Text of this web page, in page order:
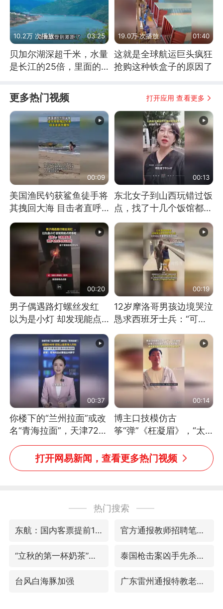
10.2万 次播放 03:25
贝加尔湖深超千米，水量
是长江的25倍，里面的
19.0万 次播放 01:40
这就是全球航运巨头疯狂
抢购这种铁盒子的原因了
更多热门视频 打开应用 查看更多
00:09
美国渔民钓获鲨鱼徒手将
其拽回大海 目击者直呼
震惊 （视频来源：参考
消息）
00:13
东北女子到山西玩错过饭
点，找了十几个饭馆都没
开门：午休到几点
00:20
男子偶遇路灯螺丝发红
以为是小灯 却发现能点
燃香烟 当事人：已报警
处理
00:19
12岁摩洛哥男孩边境哭泣
恳求西班牙士兵：“可不
可以不要把我遣返回国”
00:37
你楼下的“兰州拉面”或改
名“青海拉面”，天津72家
面馆已集体更换招牌
00:14
博主口技模仿古
筝“弹”《枉凝眉》，“太
像了～你是吃古筝长大的
吗？”“或将成为首位考级
不带古筝的选手。”（来
打开网易新闻，查看更多热门视频
热门搜索
东航：国内客票提前14天免费退改 官方通报教师招聘笔试前13名被淘汰
“立秋的第一杯奶茶”又爆单了 泰国枪击案凶手先杀祖父母后行凶
台风白海豚加强 广东雷州通报特教老师招聘违规事件